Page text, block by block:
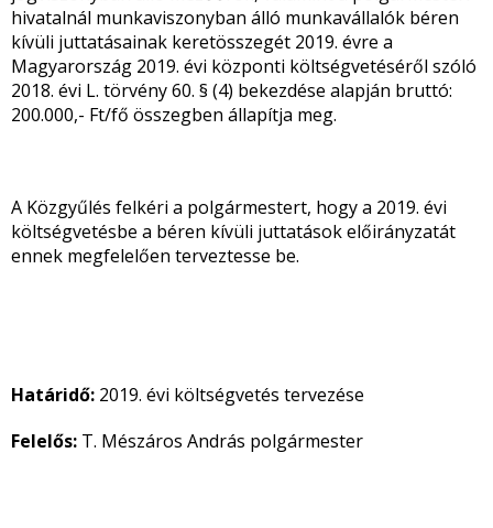
hivatalnál munkaviszonyban álló munkavállalók béren
kívüli juttatásainak keretösszegét 2019. évre a
Magyarország 2019. évi központi költségvetéséről szóló
2018. évi L. törvény 60. § (4) bekezdése alapján bruttó:
200.000,- Ft/fő összegben állapítja meg.
A Közgyűlés felkéri a polgármestert, hogy a 2019. évi
költségvetésbe a béren kívüli juttatások előirányzatát
ennek megfelelően terveztesse be.
Határidő: 2019. évi költségvetés tervezése
Felelős: T. Mészáros András polgármester